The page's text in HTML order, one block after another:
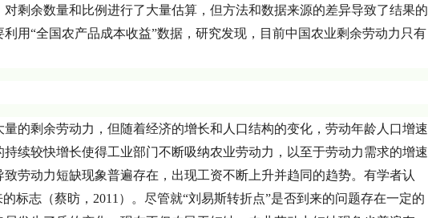
剩余数量和比例进行了大量估算，但方法和数据来源的差异导致了结果的
用“全国农产品成本收益”数据，研究发现，目前中国农业剩余劳动力只有
的剩余劳动力，但随着经济的增长和人口结构的变化，劳动年龄人口增速
续较快增长使得工业部门不断吸纳农业劳动力，以至于劳动力需求的增速
劳动力短缺现象普遍存在，出现工资不断上升并趋同的趋势。有学者认
标志（蔡昉，2011）。尽管就“刘易斯转折点”是否到来的问题存在一定的